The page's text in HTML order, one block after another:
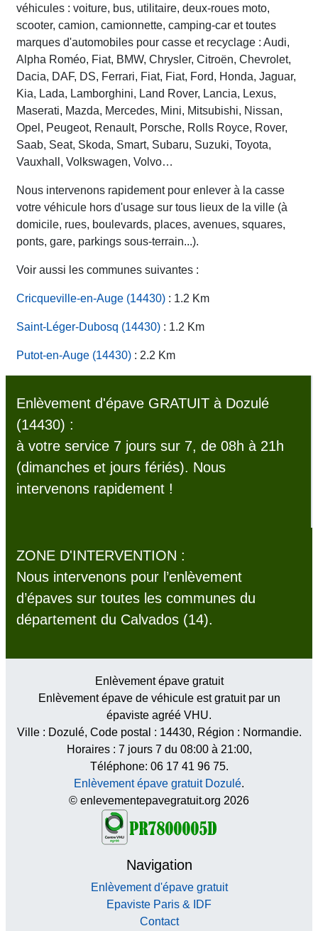
véhicules : voiture, bus, utilitaire, deux-roues moto,
scooter, camion, camionnette, camping-car et toutes
marques d'automobiles pour casse et recyclage : Audi,
Alpha Roméo, Fiat, BMW, Chrysler, Citroën, Chevrolet,
Dacia, DAF, DS, Ferrari, Fiat, Fiat, Ford, Honda, Jaguar,
Kia, Lada, Lamborghini, Land Rover, Lancia, Lexus,
Maserati, Mazda, Mercedes, Mini, Mitsubishi, Nissan,
Opel, Peugeot, Renault, Porsche, Rolls Royce, Rover,
Saab, Seat, Skoda, Smart, Subaru, Suzuki, Toyota,
Vauxhall, Volkswagen, Volvo…
Nous intervenons rapidement pour enlever à la casse
votre véhicule hors d'usage sur tous lieux de la ville (à
domicile, rues, boulevards, places, avenues, squares,
ponts, gare, parkings sous-terrain...).
Voir aussi les communes suivantes :
Cricqueville-en-Auge (14430) : 1.2 Km
Saint-Léger-Dubosq (14430) : 1.2 Km
Putot-en-Auge (14430) : 2.2 Km
Enlèvement d'épave GRATUIT à Dozulé
(14430) :
à votre service 7 jours sur 7, de 08h à 21h
(dimanches et jours fériés). Nous
intervenons rapidement !
ZONE D'INTERVENTION :
Nous intervenons pour l’enlèvement
d’épaves sur toutes les communes du
département du Calvados (14).
Enlèvement épave gratuit
Enlèvement épave de véhicule est gratuit par un
épaviste agréé VHU.
Ville : Dozulé, Code postal : 14430, Région : Normandie.
Horaires : 7 jours 7 du 08:00 à 21:00,
Téléphone: 06 17 41 96 75.
Enlèvement épave gratuit Dozulé.
© enlevementepavegratuit.org 2026
Navigation
Enlèvement d'épave gratuit
Epaviste Paris & IDF
Contact